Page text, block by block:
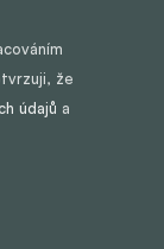
že
údajů a